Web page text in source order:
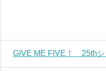
GIVE ME FIVE！ 25thシ